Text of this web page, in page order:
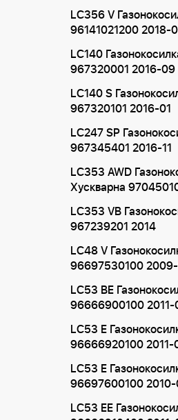
LC356 V
96141021200 2018-
LC140
967320001 2016-09
LC140 S
967320101 2016-01
LC247 SP
967345401 2016-11
LC353 AWD
Хускварна
LC353 VB
967239201 2014
LC48 V
96697530100
LC53 BE
96666900100 2011-
LC53 E
96666920100 2011-
LC53 E
96697600100 2010-
LC53 EE